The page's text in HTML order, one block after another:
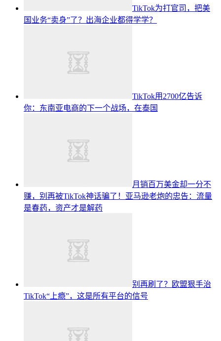
TikTok为打官司，把美
国业务“卖身”了？出海企业都得学学？
TikTok用2700亿告诉
你：东南亚电商的下一个战场，在泰国
月销百万美金却一分不
赚，别再被TikTok神话骗了！亚马逊老炮的忠告：流量
是春药，资产才是解药
别再刷了？欧盟狠手治
TikTok“上瘾”，这是所有平台的信号